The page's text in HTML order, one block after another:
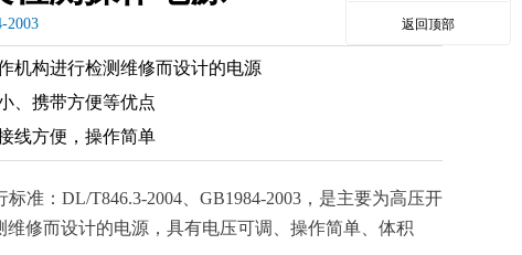
2003
机构进行检测维修而设计的电源
、携带方便等优点
线方便，操作简单
准：DL/T846.3-2004、GB1984-2003，是主要为高压开
修而设计的电源，具有电压可调、操作简单、体积
返回顶部